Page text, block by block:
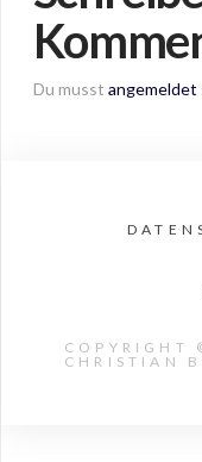
Du musst angemeldet
CHRISTIAN